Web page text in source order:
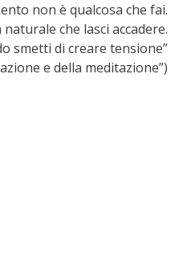
non è qualcosa che fai.
naturale che lasci accadere.
smetti di creare tensione”
e della meditazione”)